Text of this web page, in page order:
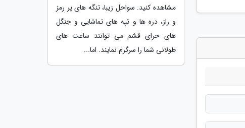
مشاهده کنید. سواحل زیبا، تنگه های پر رمز
و راز، دره ها و تپه های تماشایی و جنگل
های حرای قشم می توانند ساعت های
طولانی شما را سرگرم نمایند. اما...